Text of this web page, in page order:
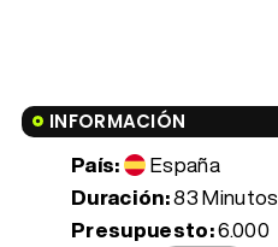
INFORMACIÓN
País:
España
Duración:83
Presupuesto:6.000